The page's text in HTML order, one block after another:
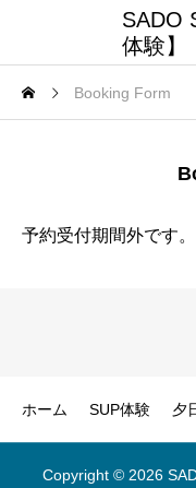
SADO
体験】
Booking Form
予約受付期間外です。
ホーム SUP体験 夕
Copyright © 2026